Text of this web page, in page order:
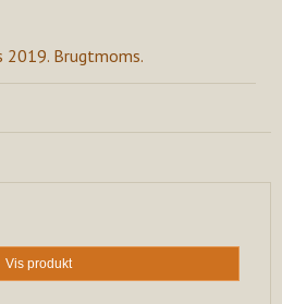
2019. Brugtmoms.
Vis produkt